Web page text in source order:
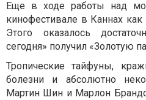
Еще в ходе работы над
кинофестивале в Каннах
Этого оказалось
сегодня» получил «Золотую
Тропические тайфуны,
болезни и абсолютно
Мартин Шин и Марлон